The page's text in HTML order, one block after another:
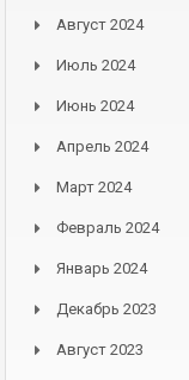
Август 2024
Июль 2024
Июнь 2024
Апрель 2024
Март 2024
Февраль 2024
Январь 2024
Декабрь 2023
Август 2023